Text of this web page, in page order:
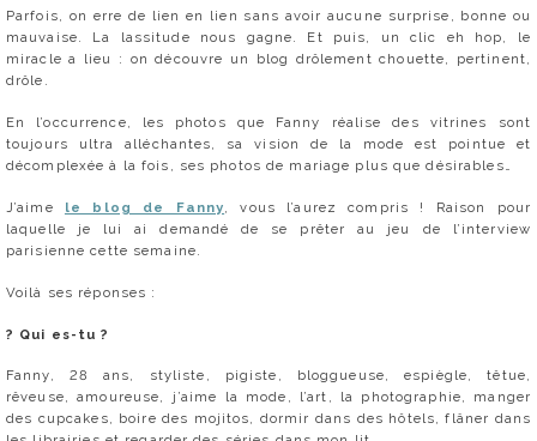
Parfois, on erre de lien en lien sans avoir aucune surprise, bonne ou
mauvaise. La lassitude nous gagne. Et puis, un clic eh hop, le
miracle a lieu : on découvre un blog drôlement chouette, pertinent,
drôle.
En l’occurrence, les photos que Fanny réalise des vitrines sont
toujours ultra alléchantes, sa vision de la mode est pointue et
décomplexée à la fois, ses photos de mariage plus que désirables…
J’aime le blog de Fanny, vous l’aurez compris ! Raison pour
laquelle je lui ai demandé de se prêter au jeu de l’interview
parisienne cette semaine.
Voilà ses réponses :
? Qui es-tu ?
Fanny, 28 ans, styliste, pigiste, bloggueuse, espiègle, têtue,
rêveuse, amoureuse, j’aime la mode, l’art, la photographie, manger
des cupcakes, boire des mojitos, dormir dans des hôtels, flâner dans